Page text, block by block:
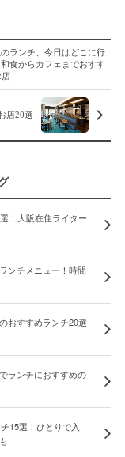
ランチ、今日はどこに行
和食からカフェまでおすす
店
店20選
！大阪在住ライター
ンチメニュー！時間
おすすめランチ20選
ランチにおすすめの
15選！ひとりで入